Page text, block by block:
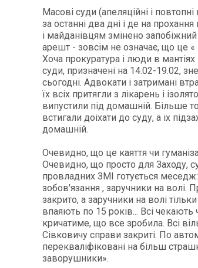
Масові суди (апеляційні і повтопні
за останні два дні і де на
і майданівцям змінено
арешт - зовсім не означає, що це «
Хоча прокуратура і люди в
суди, призначені на 14.02-19.02,
сьогодні. Адвокати і затримані
їх всіх притягли з лікарень і
випустили під домашній. Більше
встигали доіхати до суду, а іх
домашній.
Очевидно, що це каяття чи
Очевидно, що просто для Заходу,
провладних ЗМІ готується
зобов'язання , заручники на волі.
закрито, а заручники на волі
впаяють по 15 років... Всі
кричатиме, що все зробила. Всі
Сівковичу справи закриті. По
перекваліфіковані на більш
заворушники».